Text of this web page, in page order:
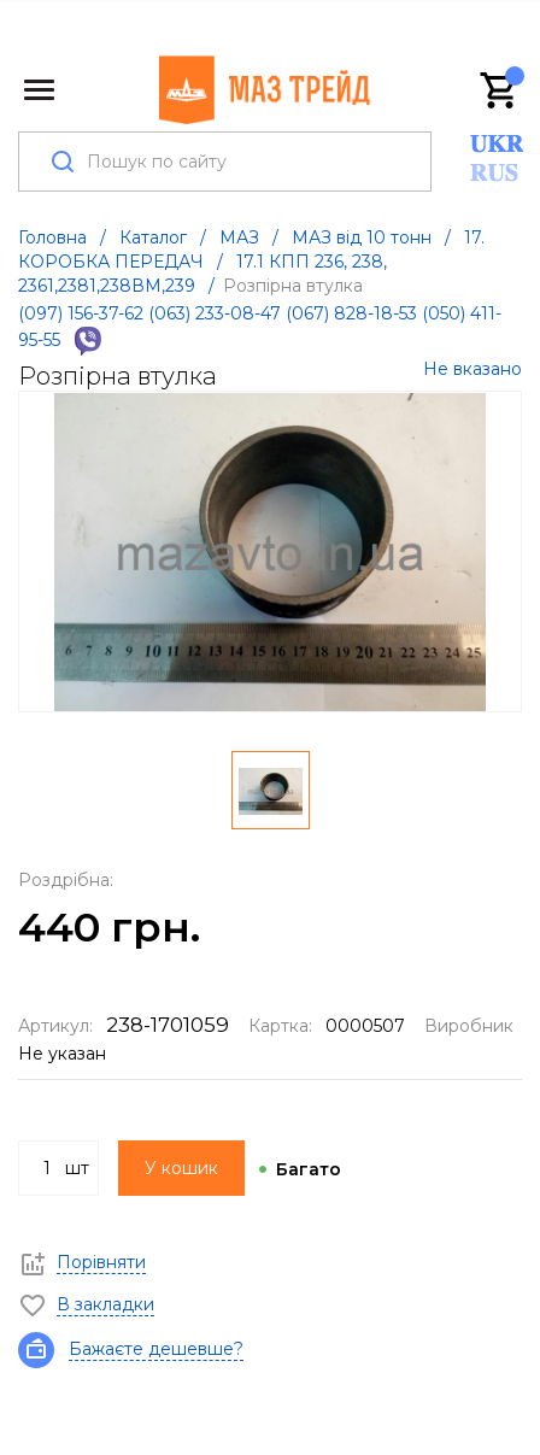
Головна / Каталог / МАЗ / МАЗ від 10 тонн /
17.
КОРОБКА ПЕРЕДАЧ
/
17.1 КПП 236, 238,
2361,2381,238ВМ,239
/ Розпірна втулка
(097) 156-37-62 (063) 233-08-47 (067) 828-18-53 (050) 411-
95-55
Розпірна втулка Не вказано
Роздрібна:
440 грн.
Артикул: 238-1701059 Картка: 0000507
Виробник
Не указан
шт У кошик Багато
Порівняти
В закладки
Бажаєте дешевше?